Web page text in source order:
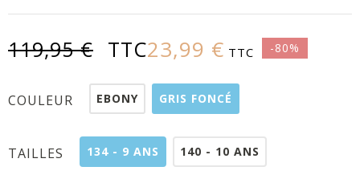
119,95 € TTC23,99 € TTC -80%
COULEUR EBONY GRIS FONCÉ
TAILLES 134 - 9 ANS 140 - 10 ANS